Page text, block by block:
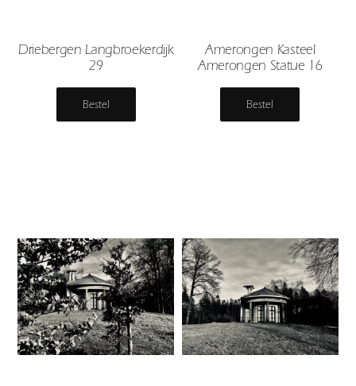
Driebergen Langbroekerdijk
29
Bestel
Amerongen Kasteel
Amerongen Statue 16
Bestel